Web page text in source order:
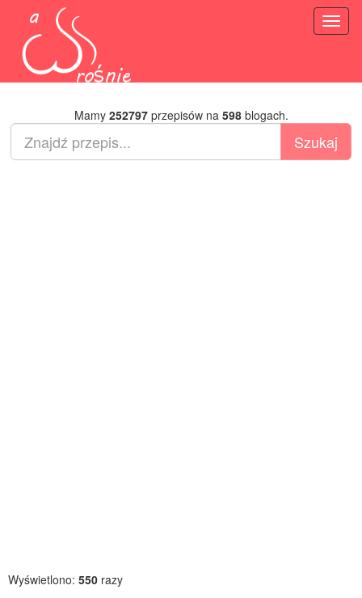
Mamy 252797przepisów na 598blogach.
Wyświetlono: 550 razy